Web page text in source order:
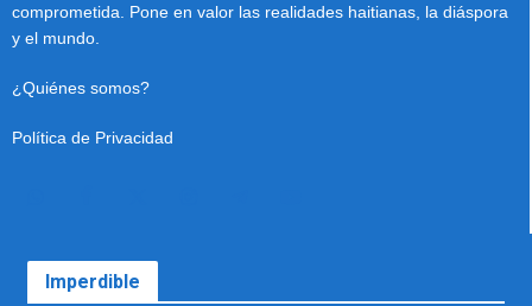
comprometida. Pone en valor las realidades haitianas, la diáspora
y el mundo.
¿Quiénes somos?
Política de Privacidad
Imperdible